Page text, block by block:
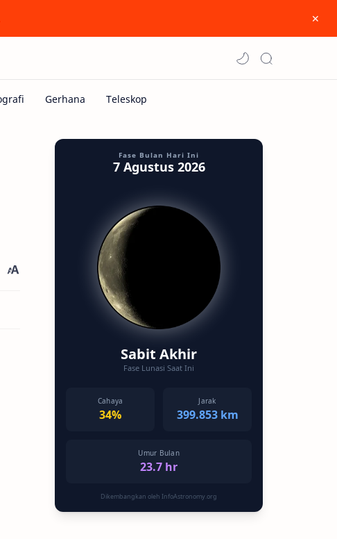
Fase Bulan Hari Ini
7 Agustus 2026
Sabit Akhir
Fase Lunasi Saat Ini
Cahaya
34%
Jarak
399.853 km
Umur Bulan
23.7 hr
Dikembangkan oleh InfoAstronomy.org